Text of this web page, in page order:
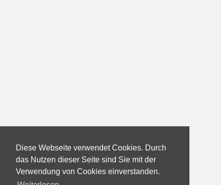
Diese Webseite verwendet Cookies. Durch
das Nutzen dieser Seite sind Sie mit der
Verwendung von Cookies einverstanden.